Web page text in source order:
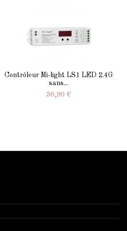
Contrôleur Mi-light LS1 LED 2.4G
sans...
36,90 €